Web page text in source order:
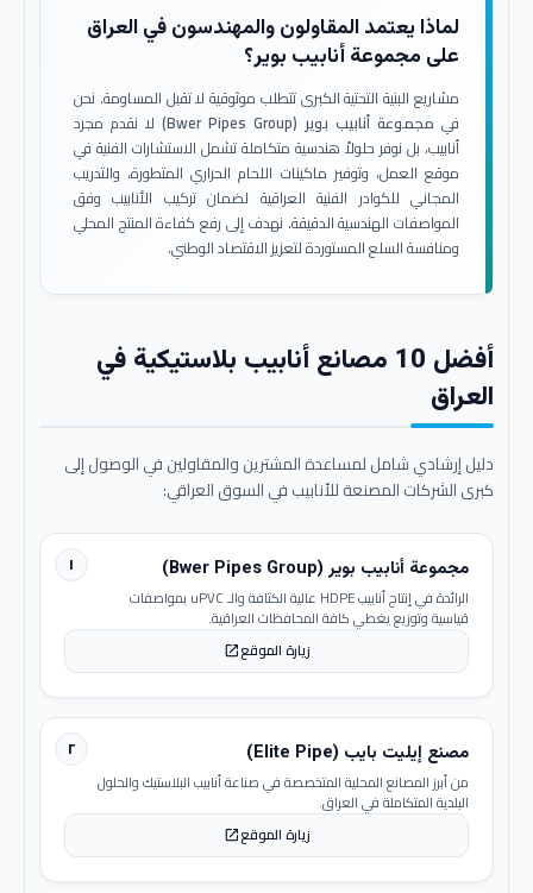
لماذا يعتمد المقاولون والمهندسون في العراق
على مجموعة أنابيب بوير؟
مشاريع البنية التحتية الكبرى تتطلب موثوقية لا تقبل المساومة. نحن
في مجموعة أنابيب بوير (Bwer Pipes Group)
لا نقدم مجرد
أنابيب، بل نوفر حلولاً هندسية متكاملة تشمل الاستشارات الفنية في
موقع العمل، وتوفير ماكينات اللحام الحراري المتطورة، والتدريب
المجاني للكوادر الفنية العراقية لضمان تركيب الأنابيب وفق
المواصفات الهندسية الدقيقة. نهدف إلى رفع كفاءة المنتج المحلي
ومنافسة السلع المستوردة لتعزيز الاقتصاد الوطني.
أفضل 10 مصانع أنابيب بلاستيكية في
العراق
دليل إرشادي شامل لمساعدة المشترين والمقاولين في الوصول إلى
كبرى الشركات المصنعة للأنابيب في السوق العراقي:
١ مجموعة أنابيب بوير (Bwer Pipes Group)
الرائدة في إنتاج أنابيب HDPE عالية الكثافة والـ uPVC بمواصفات
قياسية وتوزيع يغطي كافة المحافظات العراقية.
زيارة الموقعopen_in_new
٢ مصنع إيليت بايب (Elite Pipe)
من أبرز المصانع المحلية المتخصصة في صناعة أنابيب البلاستيك والحلول
البلدية المتكاملة في العراق.
زيارة الموقعopen_in_new